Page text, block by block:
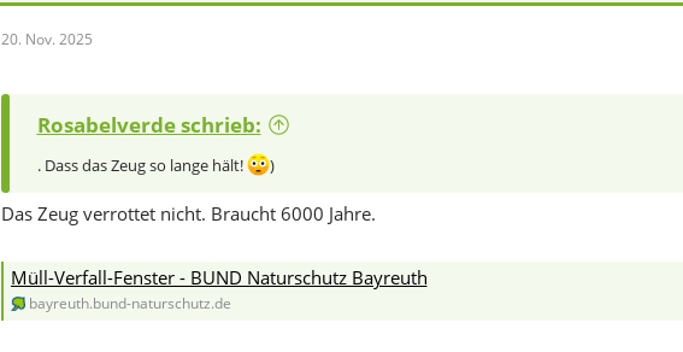
e
n
:
20. Nov. 2025
Rosabelverde schrieb:
. Dass das Zeug so lange hält! )
Das Zeug verrottet nicht. Braucht 6000 Jahre.
Müll-Verfall-Fenster - BUND Naturschutz Bayreuth
bayreuth.bund-naturschutz.de